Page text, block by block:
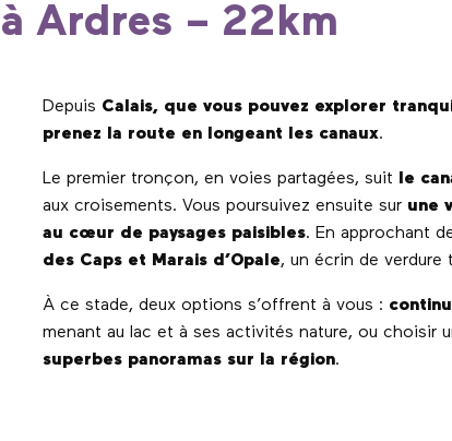
Ardres – 22km
Depuis Calais, que vous pouvez explorer
prenez la route en longeant les canaux.
Le premier tronçon, en voies partagées, suit le
aux croisements. Vous poursuivez ensuite sur une
au cœur de paysages paisibles. En approchant
des Caps et Marais d’Opale, un écrin de verdure
À ce stade, deux options s’offrent à vous :
menant au lac et à ses activités nature, ou choisir
superbes panoramas sur la région.